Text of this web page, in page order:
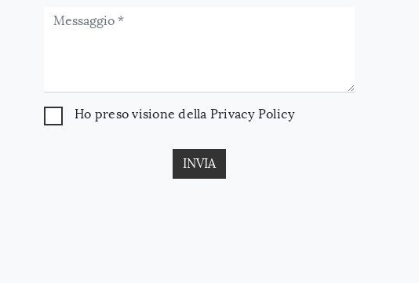
Ho preso visione della Privacy Policy
INVIA